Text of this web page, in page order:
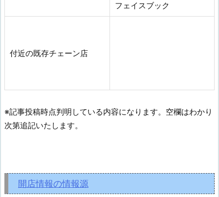
フェイスブック
付近の既存チェーン店
※記事投稿時点判明している内容になります。空欄はわかり
次第追記いたします。
開店情報の情報源